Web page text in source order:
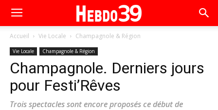
Accueil Vie Locale Champagnole & Région
Vie Locale Champagnole & Région
Champagnole. Derniers jours
pour Festi’Rêves
Trois spectacles sont encore proposés ce début de